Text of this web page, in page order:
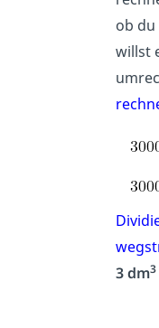
ob du
willst
3 dm3